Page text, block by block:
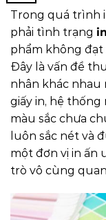
Trong quá trình
phải tình trạng
phẩm không
Đây là vấn đề
nhân khác nhau
giấy in, hệ
màu sắc chưa
luôn sắc nét và
một đơn vị in ấn
trò vô cùng